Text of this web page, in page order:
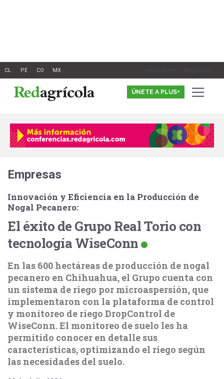
Inicia Sesión o Registrate
ÚNETE A PLUS+
Empresas
Innovación y Eficiencia en la Producción de
Nogal Pecanero:
El éxito de Grupo Real Torio con
tecnología WiseConn
En las 600 hectáreas de producción de nogal
pecanero en Chihuahua, el Grupo cuenta con
un sistema de riego por microaspersión, que
implementaron con la plataforma de control
y monitoreo de riego DropControl de
WiseConn. El monitoreo de suelo les ha
permitido conocer en detalle sus
características, optimizando el riego según
las necesidades del suelo.